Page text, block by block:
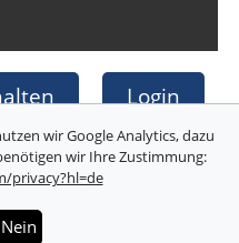
Login
& Medien GmbH
wir Google Analytics, dazu
wir Ihre Zustimmung:
privacy?hl=de
Nein